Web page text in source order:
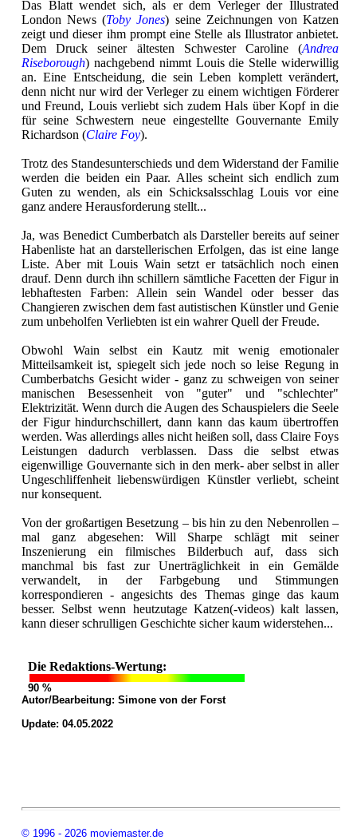
Das Blatt wendet sich, als er dem Verleger der Illustrated
London News (Toby Jones) seine Zeichnungen von Katzen
zeigt und dieser ihm prompt eine Stelle als Illustrator anbietet.
Dem Druck seiner ältesten Schwester Caroline (Andrea
Riseborough) nachgebend nimmt Louis die Stelle widerwillig
an. Eine Entscheidung, die sein Leben komplett verändert,
denn nicht nur wird der Verleger zu einem wichtigen Förderer
und Freund, Louis verliebt sich zudem Hals über Kopf in die
für seine Schwestern neue eingestellte Gouvernante Emily
Richardson (Claire Foy).
Trotz des Standesunterschieds und dem Widerstand der Familie
werden die beiden ein Paar. Alles scheint sich endlich zum
Guten zu wenden, als ein Schicksalsschlag Louis vor eine
ganz andere Herausforderung stellt...
Ja, was Benedict Cumberbatch als Darsteller bereits auf seiner
Habenliste hat an darstellerischen Erfolgen, das ist eine lange
Liste. Aber mit Louis Wain setzt er tatsächlich noch einen
drauf. Denn durch ihn schillern sämtliche Facetten der Figur in
lebhaftesten Farben: Allein sein Wandel oder besser das
Changieren zwischen dem fast autistischen Künstler und Genie
zum unbeholfen Verliebten ist ein wahrer Quell der Freude.
Obwohl Wain selbst ein Kautz mit wenig emotionaler
Mitteilsamkeit ist, spiegelt sich jede noch so leise Regung in
Cumberbatchs Gesicht wider - ganz zu schweigen von seiner
manischen Besessenheit von "guter" und "schlechter"
Elektrizität. Wenn durch die Augen des Schauspielers die Seele
der Figur hindurchschillert, dann kann das kaum übertroffen
werden. Was allerdings alles nicht heißen soll, dass Claire Foys
Leistungen dadurch verblassen. Dass die selbst etwas
eigenwillige Gouvernante sich in den merk- aber selbst in aller
Ungeschliffenheit liebenswürdigen Künstler verliebt, scheint
nur konsequent.
Von der großartigen Besetzung – bis hin zu den Nebenrollen –
mal ganz abgesehen: Will Sharpe schlägt mit seiner
Inszenierung ein filmisches Bilderbuch auf, dass sich
manchmal bis fast zur Unerträglichkeit in ein Gemälde
verwandelt, in der Farbgebung und Stimmungen
korrespondieren - angesichts des Themas ginge das kaum
besser. Selbst wenn heutzutage Katzen(-videos) kalt lassen,
kann dieser schrulligen Geschichte sicher kaum widerstehen...
Die Redaktions-Wertung:
90 %
Autor/Bearbeitung: Simone von der Forst
Update: 04.05.2022
© 1996 - 2026 moviemaster.de